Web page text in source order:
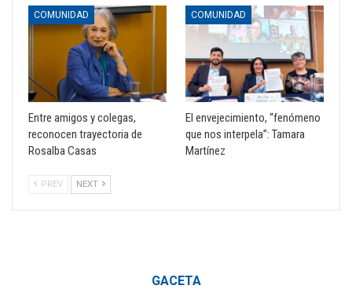
COMUNIDAD
Entre amigos y colegas,
reconocen trayectoria de
Rosalba Casas
COMUNIDAD
El envejecimiento, “fenómeno
que nos interpela”: Tamara
Martínez
PREV NEXT
GACETA